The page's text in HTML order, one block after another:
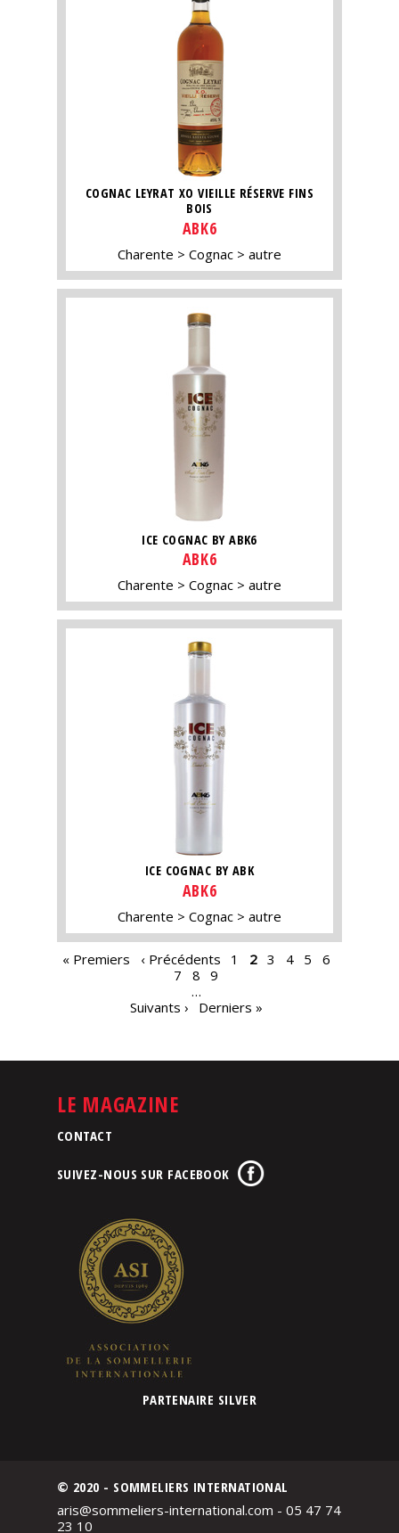
COGNAC LEYRAT XO VIEILLE RÉSERVE FINS
BOIS
ABK6
Charente Cognac autre
ICE COGNAC BY ABK6
ABK6
Charente Cognac autre
ICE COGNAC BY ABK
ABK6
Charente Cognac autre
PAGES
« Premiers ‹ Précédents 1 2 3 4 5
6
7
8
9
…
Suivants ›
Derniers »
LE MAGAZINE
CONTACT
SUIVEZ-NOUS SUR FACEBOOK
PARTENAIRE SILVER
© 2020 - SOMMELIERS INTERNATIONAL
aris@sommeliers-international.com - 05 47 74
23 10